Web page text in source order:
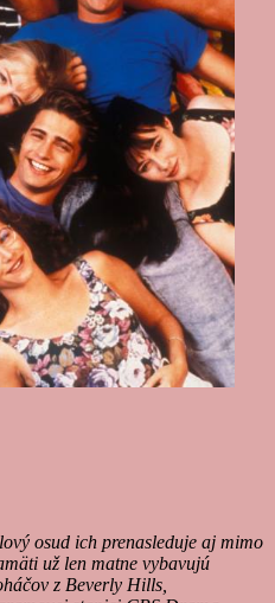
osud ich prenasleduje aj mimo
už len matne vybavujú
z Beverly Hills,